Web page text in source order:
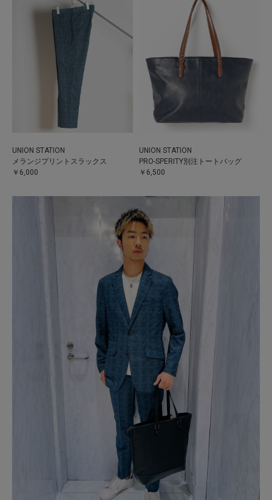
UNION STATION
メランジプリントスラックス
￥6,000
UNION STATION
PRO-SPERITY別注トートバッグ
￥6,500